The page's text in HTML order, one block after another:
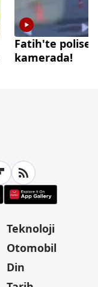
Fatih'te polise
kamerada!
Teknoloji
Otomobil
Din